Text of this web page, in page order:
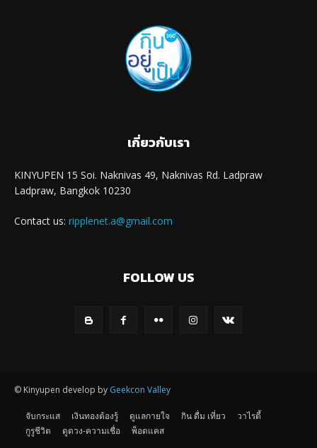
เกี่ยวกับเรา
KINYUPEN 15 Soi. Naknivas 49, Naknivas Rd. Ladpraw
Ladpraw, Bangkok 10230
Contact us: ripplenet.a@gmail.com
FOLLOW US
© Kinyupen develop by Geekcon Valley
จับกระแส เงินทองต้องรู้ ดูแลกายใจ กิน ดื่ม เที่ยว
วาไรตี้
กูรูชีวิต
ดูดวง-ความเชื่อ พ็อดแคส